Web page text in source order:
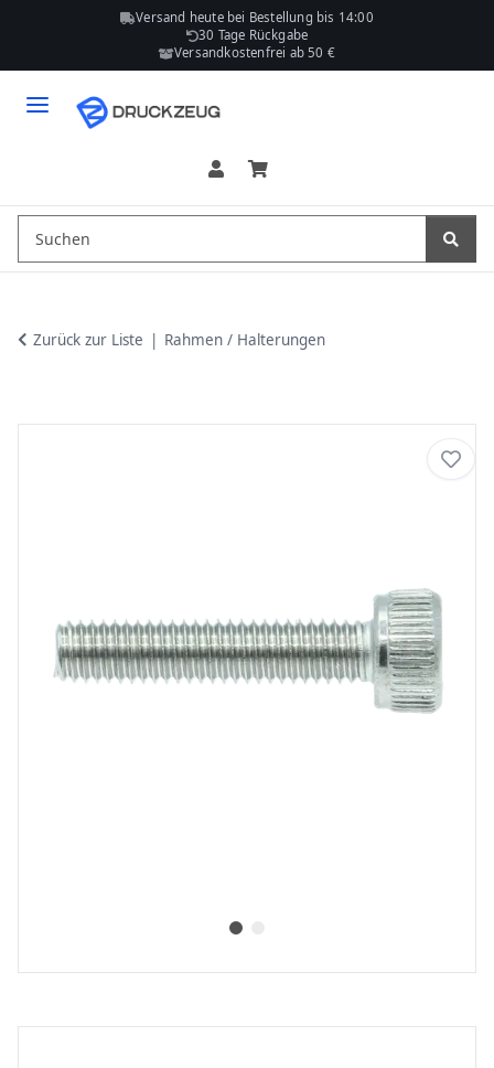
Versand heute bei Bestellung bis 14:00
30 Tage Rückgabe
Versandkostenfrei ab 50 €
Zurück zur Liste Rahmen / Halterungen